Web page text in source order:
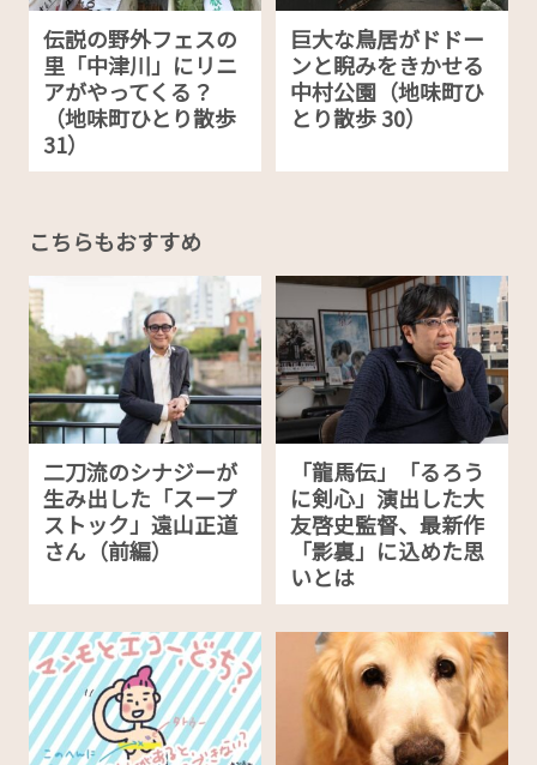
伝説の野外フェスの
里「中津川」にリニ
アがやってくる？
（地味町ひとり散歩
31）
巨大な鳥居がドドー
ンと睨みをきかせる
中村公園（地味町ひ
とり散歩 30）
こちらもおすすめ
二刀流のシナジーが
生み出した「スープ
ストック」遠山正道
さん（前編）
「龍馬伝」「るろう
に剣心」演出した大
友啓史監督、最新作
「影裏」に込めた思
いとは